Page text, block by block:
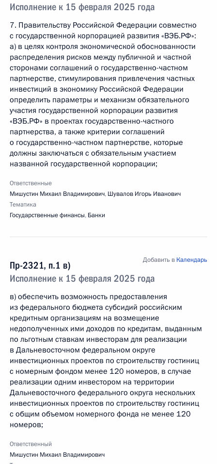
Исполнение к 15 февраля 2025 года
7. Правительству Российской Федерации совместно
с государственной корпорацией развития «ВЭБ.РФ»:
а) в целях контроля экономической обоснованности
распределения рисков между публичной и частной
сторонами соглашений о государственно-частном
партнерстве, стимулирования привлечения частных
инвестиций в экономику Российской Федерации
определить параметры и механизм обязательного
участия государственной корпорации развития
«ВЭБ.РФ» в проектах государственно-частного
партнерства, а также критерии соглашений
о государственно-частном партнерстве, которые
должны заключаться с обязательным участием
названной государственной корпорации;
Ответственные
Мишустин Михаил Владимирович, Шувалов Игорь Иванович
Тематика
Государственные финансы, Банки
Пр-2321, п.1 в)
Исполнение к 15 февраля 2025 года
Добавить в Календарь
в) обеспечить возможность предоставления
из федерального бюджета субсидий российским
кредитным организациям на возмещение
недополученных ими доходов по кредитам, выданным
по льготным ставкам инвесторам для реализации
в Дальневосточном федеральном округе
инвестиционных проектов по строительству гостиниц
с номерным фондом менее 120 номеров, в случае
реализации одним инвестором на территории
Дальневосточного федерального округа нескольких
инвестиционных проектов по строительству гостиниц
с общим объемом номерного фонда не менее 120
номеров;
Ответственный
Мишустин Михаил Владимирович